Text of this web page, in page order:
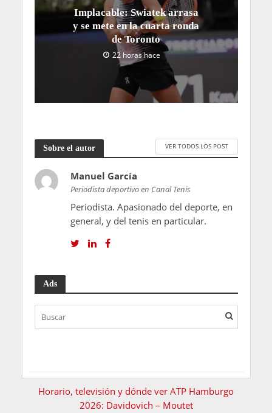
Implacable: Swiatek arrasa
y se mete en la cuarta ronda
de Toronto
22 horas hace
Sobre el autor VER TODOS LOS POST
Manuel García
Periodista deportivo en Canal Tenis
Periodista. Apasionado del deporte, en
general, y del tenis en particular.
Ads
Horario, televisión y dónde ver ATP Hamburgo
2026: Davidovich – Moutet